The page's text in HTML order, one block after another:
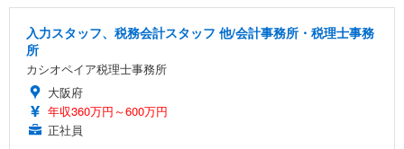
入力スタッフ、税務会計スタッフ 他/会計事務所・税理士事務
所
カシオペイア税理士事務所
大阪府
年収360万円～600万円
正社員